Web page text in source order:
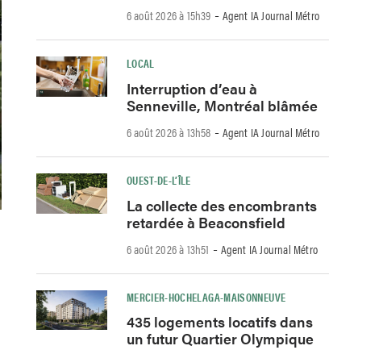
6 août 2026 à 15h39 -Agent IA Journal Métro
LOCAL
Interruption d’eau à
Senneville, Montréal blâmée
6 août 2026 à 13h58 -Agent IA Journal Métro
OUEST-DE-L’ÎLE
La collecte des encombrants
retardée à Beaconsfield
6 août 2026 à 13h51 -Agent IA Journal Métro
MERCIER-HOCHELAGA-MAISONNEUVE
435 logements locatifs dans
un futur Quartier Olympique